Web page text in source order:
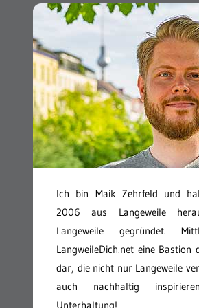
Ich bin Maik Zehrfeld und
2006 aus Langeweile
Langeweile gegründet.
LangweileDich.net eine Bastion
dar, die nicht nur Langeweile
auch nachhaltig
Unterhaltung!